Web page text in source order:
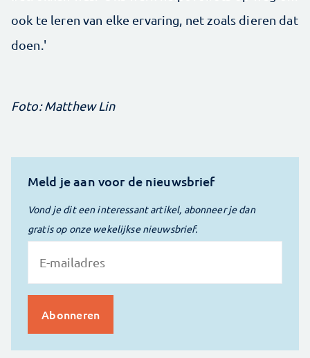
ook te leren van elke ervaring, net zoals dieren dat
doen.'
Foto: Matthew Lin
Meld je aan voor de nieuwsbrief
Vond je dit een interessant artikel, abonneer je dan
gratis op onze wekelijkse nieuwsbrief.